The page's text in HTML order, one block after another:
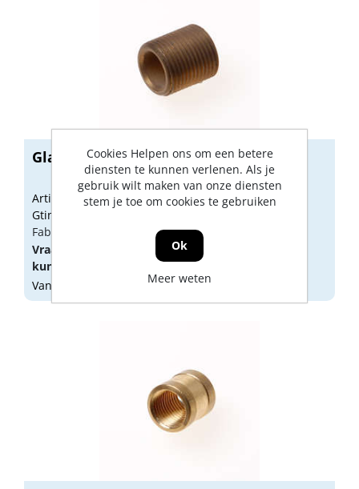
Gladde nippel 3/8"
Artikelnummer: 1803797
Gtin:
Fabrikant artikel nummer: 6924856
Vraag een
aan oflog in
kunnen zien.
Vandaag besteld, morgen geleverd
Cookies Helpen ons om een betere
diensten te kunnen verlenen. Als je
gebruik wilt maken van onze diensten
stem je toe om cookies te gebruiken
Ok
Meer weten